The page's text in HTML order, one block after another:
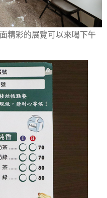
精彩的展覽可以來喝下午